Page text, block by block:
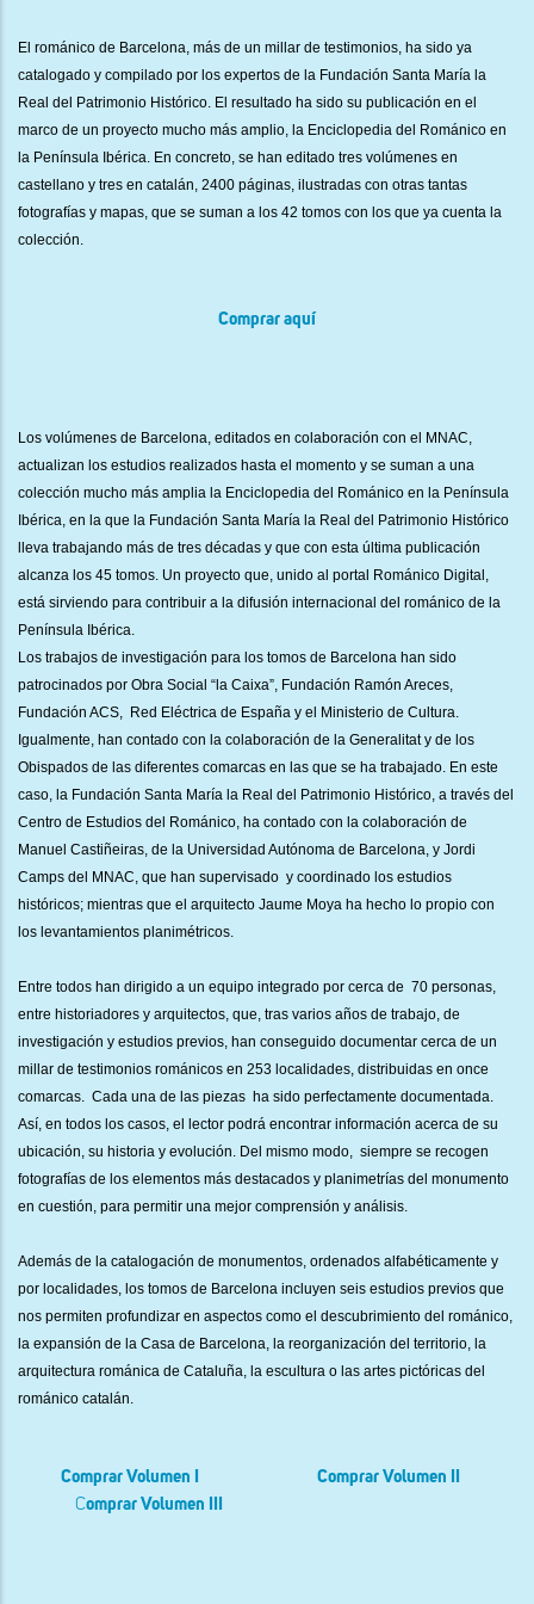
El románico de Barcelona, más de un millar de testimonios, ha sido ya
catalogado y compilado por los expertos de la Fundación Santa María la
Real del Patrimonio Histórico. El resultado ha sido su publicación en el
marco de un proyecto mucho más amplio, la Enciclopedia del Románico en
la Península Ibérica. En concreto, se han editado tres volúmenes en
castellano y tres en catalán, 2400 páginas, ilustradas con otras tantas
fotografías y mapas, que se suman a los 42 tomos con los que ya cuenta la
colección.
Comprar aquí
Los volúmenes de Barcelona, editados en colaboración con el MNAC,
actualizan los estudios realizados hasta el momento y se suman a una
colección mucho más amplia la Enciclopedia del Románico en la Península
Ibérica, en la que la Fundación Santa María la Real del Patrimonio Histórico
lleva trabajando más de tres décadas y que con esta última publicación
alcanza los 45 tomos. Un proyecto que, unido al portal Románico Digital,
está sirviendo para contribuir a la difusión internacional del románico de la
Península Ibérica.
Los trabajos de investigación para los tomos de Barcelona han sido
patrocinados por Obra Social “la Caixa”, Fundación Ramón Areces,
Fundación ACS, Red Eléctrica de España y el Ministerio de Cultura.
Igualmente, han contado con la colaboración de la Generalitat y de los
Obispados de las diferentes comarcas en las que se ha trabajado. En este
caso, la Fundación Santa María la Real del Patrimonio Histórico, a través del
Centro de Estudios del Románico, ha contado con la colaboración de
Manuel Castiñeiras, de la Universidad Autónoma de Barcelona, y Jordi
Camps del MNAC, que han supervisado y coordinado los estudios
históricos; mientras que el arquitecto Jaume Moya ha hecho lo propio con
los levantamientos planimétricos.
Entre todos han dirigido a un equipo integrado por cerca de 70 personas,
entre historiadores y arquitectos, que, tras varios años de trabajo, de
investigación y estudios previos, han conseguido documentar cerca de un
millar de testimonios románicos en 253 localidades, distribuidas en once
comarcas. Cada una de las piezas ha sido perfectamente documentada.
Así, en todos los casos, el lector podrá encontrar información acerca de su
ubicación, su historia y evolución. Del mismo modo, siempre se recogen
fotografías de los elementos más destacados y planimetrías del monumento
en cuestión, para permitir una mejor comprensión y análisis.
Además de la catalogación de monumentos, ordenados alfabéticamente y
por localidades, los tomos de Barcelona incluyen seis estudios previos que
nos permiten profundizar en aspectos como el descubrimiento del románico,
la expansión de la Casa de Barcelona, la reorganización del territorio, la
arquitectura románica de Cataluña, la escultura o las artes pictóricas del
románico catalán.
Comprar Volumen I
Comprar Volumen II
Comprar Volumen III